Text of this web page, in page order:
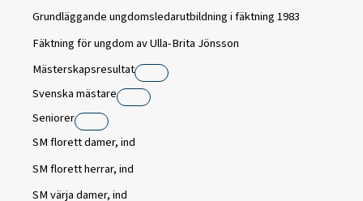
Grundläggande ungdomsledarutbildning i fäktning 1983
Fäktning för ungdom av Ulla-Brita Jönsson
Mästerskapsresultat
Svenska mästare
Seniorer
SM florett damer, ind
SM florett herrar, ind
SM värja damer, ind